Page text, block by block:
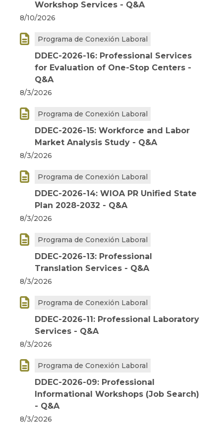
Workshop Services - Q&A
8/10/2026
 Programa de Conexión Laboral
DDEC-2026-16: Professional Services
for Evaluation of One-Stop Centers -
Q&A
8/3/2026
 Programa de Conexión Laboral
DDEC-2026-15: Workforce and Labor
Market Analysis Study - Q&A
8/3/2026
 Programa de Conexión Laboral
DDEC-2026-14: WIOA PR Unified State
Plan 2028-2032 - Q&A
8/3/2026
 Programa de Conexión Laboral
DDEC-2026-13: Professional
Translation Services - Q&A
8/3/2026
 Programa de Conexión Laboral
DDEC-2026-11: Professional Laboratory
Services - Q&A
8/3/2026
 Programa de Conexión Laboral
DDEC-2026-09: Professional
Informational Workshops (Job Search)
- Q&A
8/3/2026